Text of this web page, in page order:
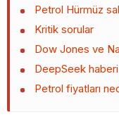
Petrol Hürmüz
Kritik sorular
Dow Jones ve
DeepSeek
Petrol fiyatları